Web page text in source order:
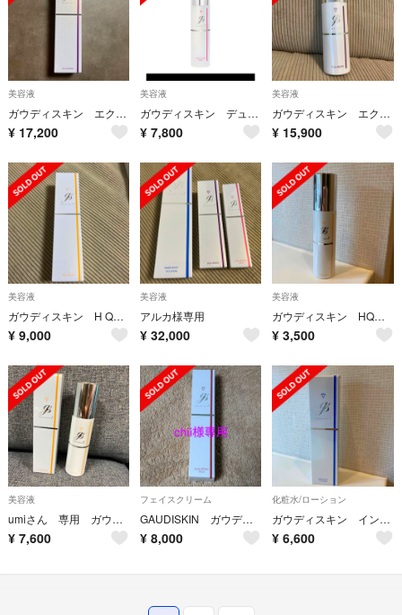
美容液
ガウディスキン エクラリバイブ
¥ 17,200
美容液
ガウディスキン デュアルレチノライト 新品
¥ 7,800
美容液
ガウディスキン エクラリバイブ
¥ 15,900
美容液
ガウディスキン H Qクリア
¥ 9,000
美容液
アルカ様専用
¥ 32,000
美容液
ガウディスキン HQクリア
¥ 3,500
美容液
umiさん 専用 ガウディスキン HQクリア GAUDISKIN
¥ 7,600
フェイスクリーム
GAUDISKIN ガウディスキン デュアルレチノプラス
¥ 8,000
化粧水/ローション
ガウディスキン インナーモイストTAローション
¥ 6,600